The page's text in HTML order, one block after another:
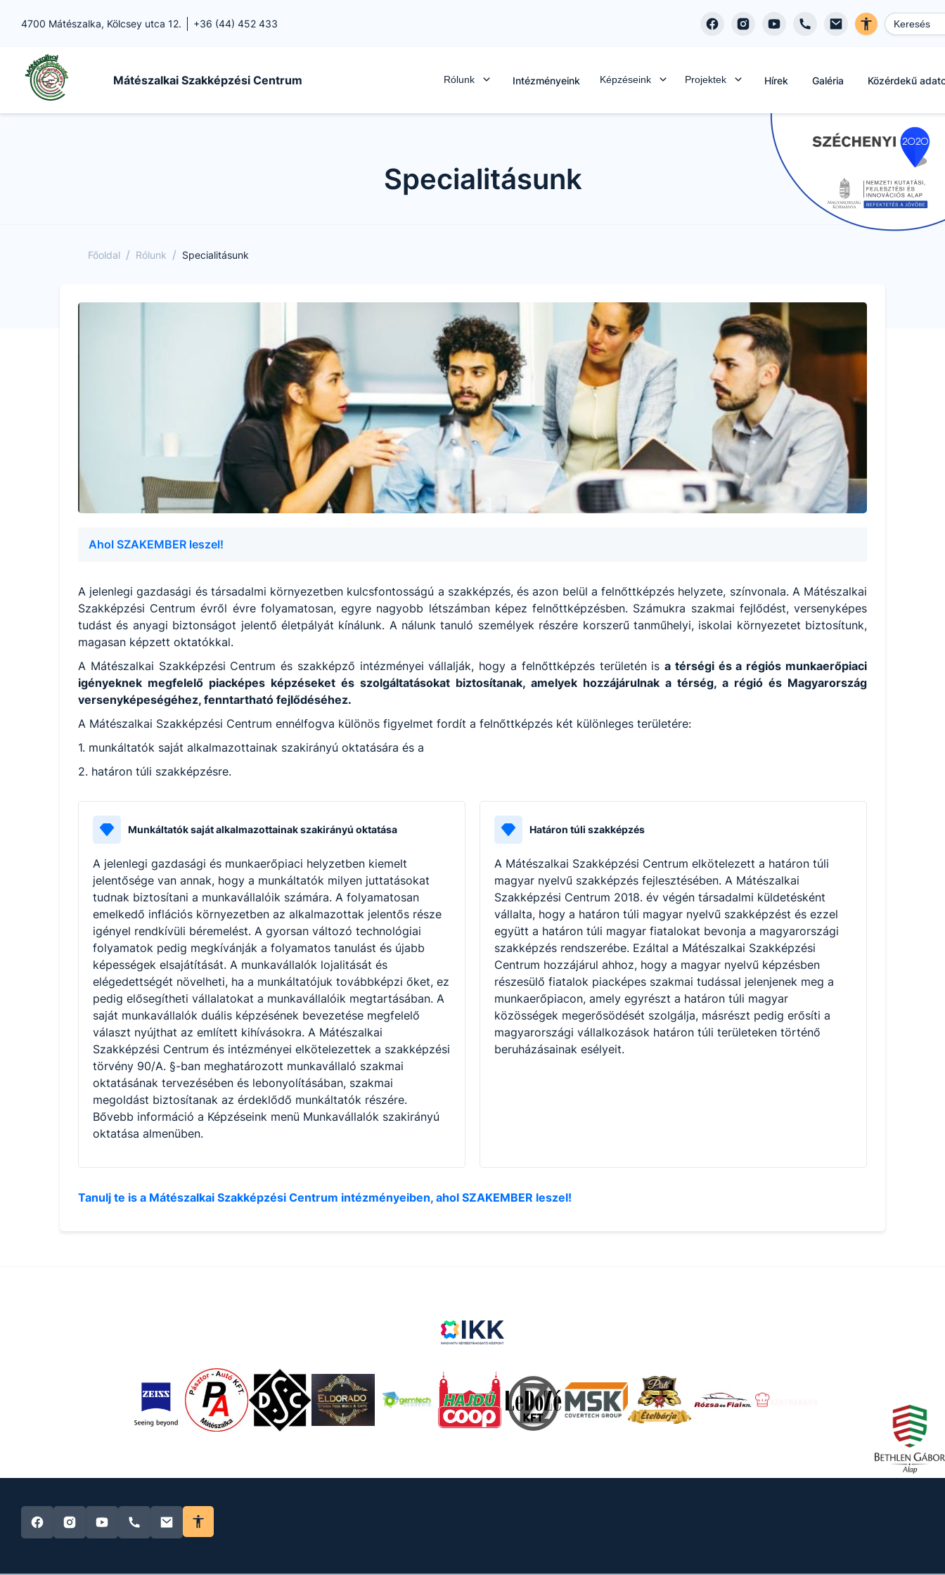
4700 Mátészalka, Kölcsey utca 12. +36 (44) 452 433
Mátészalkai Szakképzési Centrum Rólunk Intézményeink Képzéseink Projektek Hírek Galéria Közérdekű
Specialitásunk
Főoldal / Rólunk / Specialitásunk
Ahol SZAKEMBER leszel!
A jelenlegi gazdasági és társadalmi környezetben kulcsfontosságú a szakképzés, és azon belül a felnőttképzés helyzete, színvonala. A Mátészalkai
Szakképzési Centrum évről évre folyamatosan, egyre nagyobb létszámban képez felnőttképzésben. Számukra szakmai fejlődést, versenyképes
tudást és anyagi biztonságot jelentő életpályát kínálunk. A nálunk tanuló személyek részére korszerű tanműhelyi, iskolai környezetet biztosítunk,
magasan képzett oktatókkal.
A Mátészalkai Szakképzési Centrum és szakképző intézményei vállalják, hogy a felnőttképzés területén isa térségi és a régiós munkaerőpiaci
igényeknek megfelelő piacképes képzéseket és szolgáltatásokat biztosítanak, amelyek hozzájárulnak a térség, a régió és Magyarország
versenyképeségéhez, fenntartható fejlődéséhez.
A Mátészalkai Szakképzési Centrum ennélfogva különös figyelmet fordít a felnőttképzés két különleges területére:
1. munkáltatók saját alkalmazottainak szakirányú oktatására és a
2. határon túli szakképzésre.
Munkáltatók saját alkalmazottainak szakirányú oktatása
A jelenlegi gazdasági és munkaerőpiaci helyzetben kiemelt
jelentősége van annak, hogy a munkáltatók milyen juttatásokat
tudnak biztosítani a munkavállalóik számára. A folyamatosan
emelkedő inflációs környezetben az alkalmazottak jelentős része
igényel rendkívüli béremelést. A gyorsan változó technológiai
folyamatok pedig megkívánják a folyamatos tanulást és újabb
képességek elsajátítását. A munkavállalók lojalitását és
elégedettségét növelheti, ha a munkáltatójuk továbbképzi őket, ez
pedig elősegítheti vállalatokat a munkavállalóik megtartásában. A
saját munkavállalók duális képzésének bevezetése megfelelő
választ nyújthat az említett kihívásokra. A Mátészalkai
Szakképzési Centrum és intézményei elkötelezettek a szakképzési
törvény 90/A. §-ban meghatározott munkavállaló szakmai
oktatásának tervezésében és lebonyolításában, szakmai
megoldást biztosítanak az érdeklődő munkáltatók részére.
Bővebb információ a Képzéseink menü Munkavállalók szakirányú
oktatása almenüben.
Határon túli szakképzés
A Mátészalkai Szakképzési Centrum elkötelezett a határon túli
magyar nyelvű szakképzés fejlesztésében. A Mátészalkai
Szakképzési Centrum 2018. év végén társadalmi küldetésként
vállalta, hogy a határon túli magyar nyelvű szakképzést és ezzel
együtt a határon túli magyar fiatalokat bevonja a magyarországi
szakképzés rendszerébe. Ezáltal a Mátészalkai Szakképzési
Centrum hozzájárul ahhoz, hogy a magyar nyelvű képzésben
részesülő fiatalok piacképes szakmai tudással jelenjenek meg a
munkaerőpiacon, amely egyrészt a határon túli magyar
közösségek megerősödését szolgálja, másrészt pedig erősíti a
magyarországi vállalkozások határon túli területeken történő
beruházásainak esélyeit.
Tanulj te is a Mátészalkai Szakképzési Centrum intézményeiben, ahol SZAKEMBER leszel!